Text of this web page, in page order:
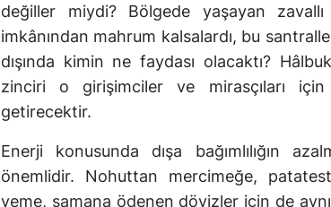
değiller miydi? Bölgede yaşayan
imkânından mahrum kalsalardı, bu
dışında kimin ne faydası olacaktı?
zinciri o girişimciler ve mirasçıları
getirecektir.
Enerji konusunda dışa bağımlılığın
önemlidir. Nohuttan mercimeğe,
yeme, samana ödenen dövizler için de